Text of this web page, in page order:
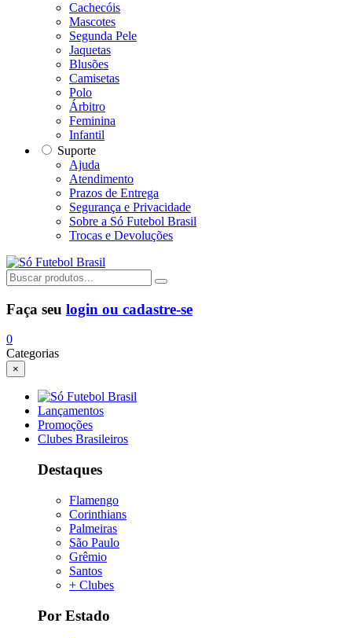
Cachecóis
Mascotes
Segunda Pele
Jaquetas
Blusões
Camisetas
Polo
Árbitro
Feminina
Infantil
Suporte
Ajuda
Atendimento
Prazos de Entrega
Segurança e Privacidade
Sobre a Só Futebol Brasil
Trocas e Devoluções
Faça seu login ou cadastre-se
0
Categorias
×
Lançamentos
Promoções
Clubes Brasileiros
Destaques
Flamengo
Corinthians
Palmeiras
São Paulo
Grêmio
Santos
+ Clubes
Por Estado